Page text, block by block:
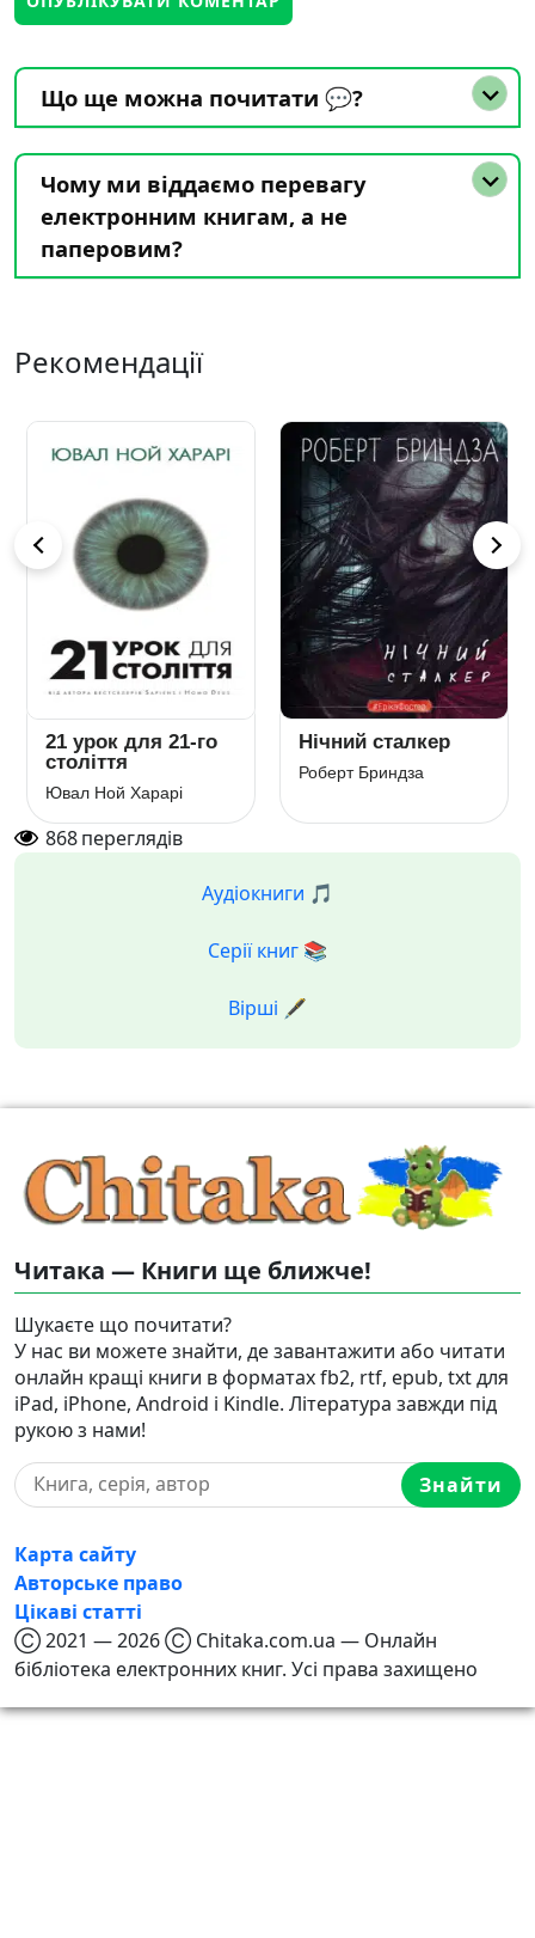
Що ще можна почитати 💬?
Чому ми віддаємо перевагу
електронним книгам, а не
паперовим?
Рекомендації
21 урок для 21-го
століття
Ювал Ной Харарі
Нічний сталкер
Роберт Бриндза
868переглядів
Аудіокниги 🎵
Серії книг 📚
Вірші 🖋️
Читака — Книги ще ближче!
Шукаєте що почитати?
У нас ви можете знайти, де завантажити або читати
онлайн кращі книги в форматах fb2, rtf, epub, txt для
iPad, iPhone, Android і Kindle. Література завжди під
рукою з нами!
Знайти
Карта сайту
Авторське право
Цікаві статті
Ⓒ 2021 — 2026 Ⓒ Chitaka.com.ua — Онлайн
бібліотека електронних книг. Усі права захищено